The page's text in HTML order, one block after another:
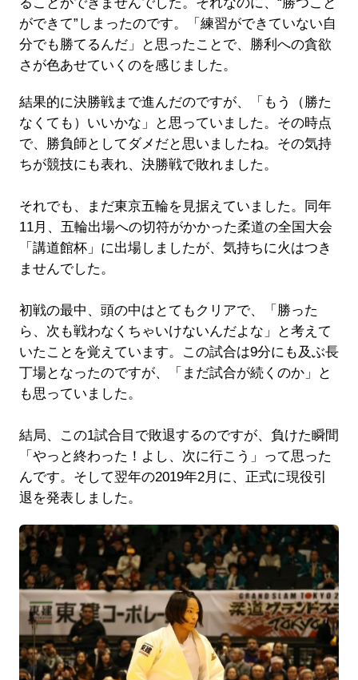
ることができませんでした。それなのに、“勝つこと
ができて”しまったのです。「練習ができていない自
分でも勝てるんだ」と思ったことで、勝利への貪欲
さが色あせていくのを感じました。
結果的に決勝戦まで進んだのですが、「もう（勝た
なくても）いいかな」と思っていました。その時点
で、勝負師としてダメだと思いましたね。その気持
ちが競技にも表れ、決勝戦で敗れました。
それでも、まだ東京五輪を見据えていました。同年
11月、五輪出場への切符がかかった柔道の全国大会
「講道館杯」に出場しましたが、気持ちに火はつき
ませんでした。
初戦の最中、頭の中はとてもクリアで、「勝った
ら、次も戦わなくちゃいけないんだよな」と考えて
いたことを覚えています。この試合は9分にも及ぶ長
丁場となったのですが、「まだ試合が続くのか」と
も思っていました。
結局、この1試合目で敗退するのですが、負けた瞬間
「やっと終わった！よし、次に行こう」って思った
んです。そして翌年の2019年2月に、正式に現役引
退を発表しました。